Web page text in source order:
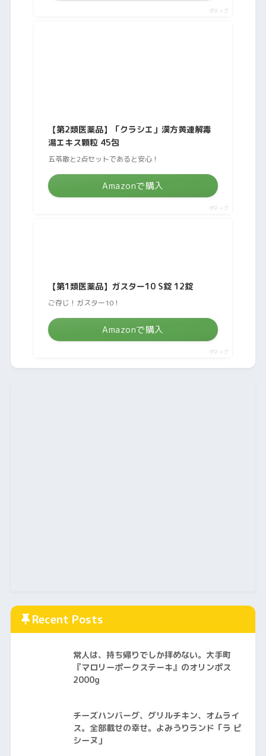
ポチップ
【第2類医薬品】「クラシエ」漢方黄連解毒
湯エキス顆粒 45包
五苓散と2点セットであると安心！
Amazonで購入
ポチップ
【第1類医薬品】ガスター10 S錠 12錠
ご存じ！ガスター10！
Amazonで購入
ポチップ
Recent Posts
常人は、持ち帰りでしか拝めない。大手町
『マロリーポークステーキ』のオリンポス
2000g
チーズハンバーグ、グリルチキン、オムライ
ス。全部載せの幸せ。よみうりランド「ラ ピ
シーヌ」